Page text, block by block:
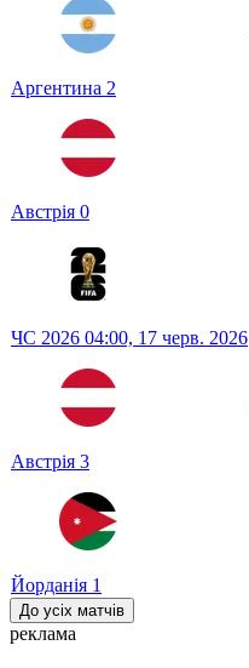
Аргентина 2
Австрія 0
ЧС 2026 04:00, 17 черв. 2026
Австрія 3
Йорданія 1
До усіх матчів
реклама